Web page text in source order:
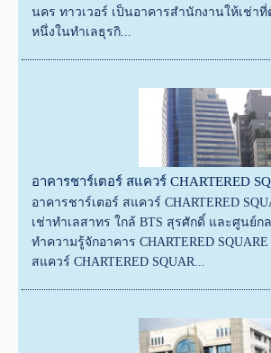
นคร ทาวเวอร์ เป็นอาคารสำนักงานให้เช่า
หนึ่งในทำเลธุรกิ...
อาคารชาร์เตอร์ สแควร์ CHARTERED
อาคารชาร์เตอร์ สแควร์ CHARTERED
เช่าทำเลสาทร ใกล้ BTS สุรศักดิ์ และศูนย์ก
ทำความรู้จักอาคาร CHARTERED
สแควร์ CHARTERED SQUAR...